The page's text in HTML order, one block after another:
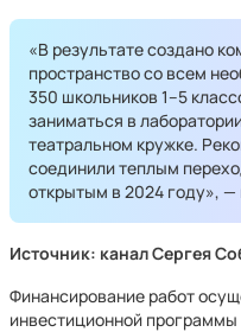
«В результате создано
пространство со всем
350 школьников 1–5
заниматься в
театральном кружке.
соединили теплым
открытым в 2024 году»,
Источник: канал Сергея
Финансирование работ
инвестиционной